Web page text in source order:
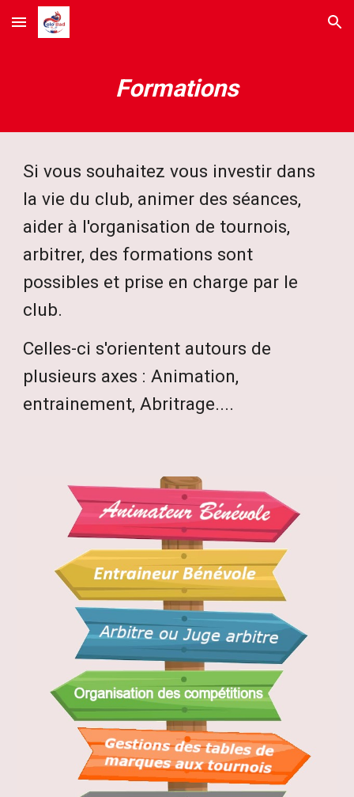
Skip to main content Skip to navigation
Formations
Si vous souhaitez vous investir dans
la vie du club, animer des séances,
aider à l'organisation de tournois,
arbitrer, des formations sont
possibles et prise en charge par le
club.
Celles-ci s'orientent autours de
plusieurs axes : Animation,
entrainement, Abritrage....